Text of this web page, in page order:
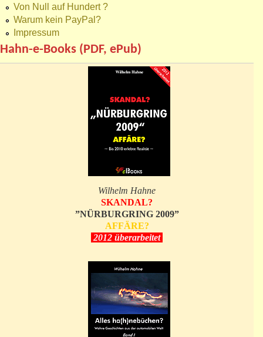
Von Null auf Hundert ?
Warum kein PayPal?
Impressum
Hahn-e-Books (PDF, ePub)
Wilhelm Hahne
SKANDAL?
”NÜRBURGRING 2009”
AFFÄRE?
2012 überarbeitet